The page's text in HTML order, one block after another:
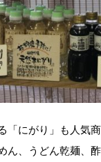
「にがり」も人気商
ん、うどん乾麺、